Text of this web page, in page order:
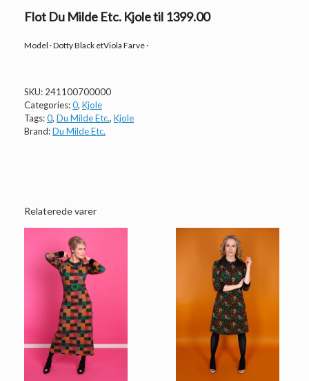
Flot Du Milde Etc. Kjole til 1399.00
Model · Dotty Black etViola Farve ·
SKU: 241100700000
Categories:0, Kjole
Tags:0, Du Milde Etc., Kjole
Brand:Du Milde Etc.
Relaterede varer